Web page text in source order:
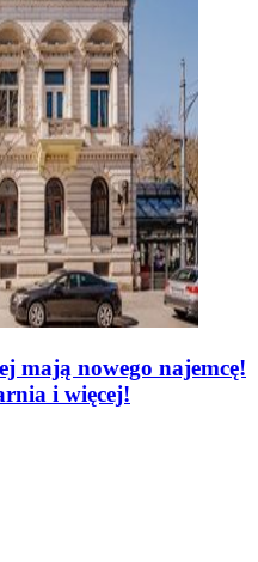
mają nowego najemcę!
i więcej!